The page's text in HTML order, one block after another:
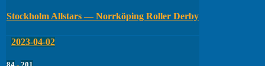
Stockholm Allstars — Norrköping Roller Derby
2023-04-02